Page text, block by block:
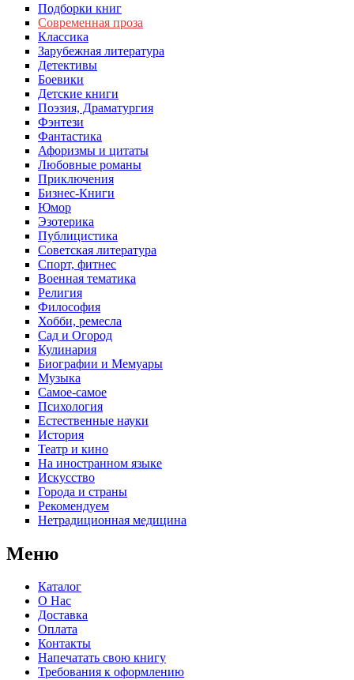
Подборки книг
Современная проза
Классика
Зарубежная литература
Детективы
Боевики
Детские книги
Поэзия, Драматургия
Фэнтези
Фантастика
Афоризмы и цитаты
Любовные романы
Приключения
Бизнес-Книги
Юмор
Эзотерика
Публицистика
Советская литература
Спорт, фитнес
Военная тематика
Религия
Философия
Хобби, ремесла
Сад и Огород
Кулинария
Биографии и Мемуары
Музыка
Самое-самое
Психология
Естественные науки
История
Театр и кино
На иностранном языке
Искусство
Города и страны
Рекомендуем
Нетрадиционная медицина
Меню
Каталог
О Нас
Доставка
Оплата
Контакты
Напечатать свою книгу
Требования к оформлению